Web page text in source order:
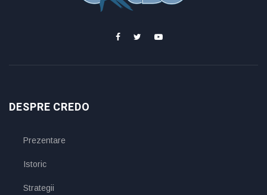
DESPRE CREDO
Prezentare
Istoric
Strategii